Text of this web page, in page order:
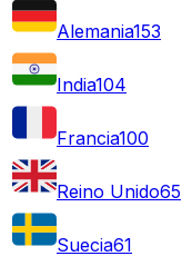
Alemania153
India104
Francia100
Reino Unido65
Suecia61